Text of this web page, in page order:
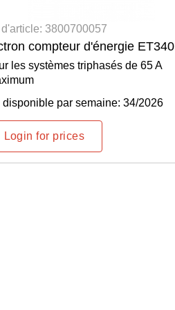
d'article: 3800700057
compteur d'énergie ET340
les systèmes triphasés de 65 A
disponible par semaine: 34/2026
Login for prices